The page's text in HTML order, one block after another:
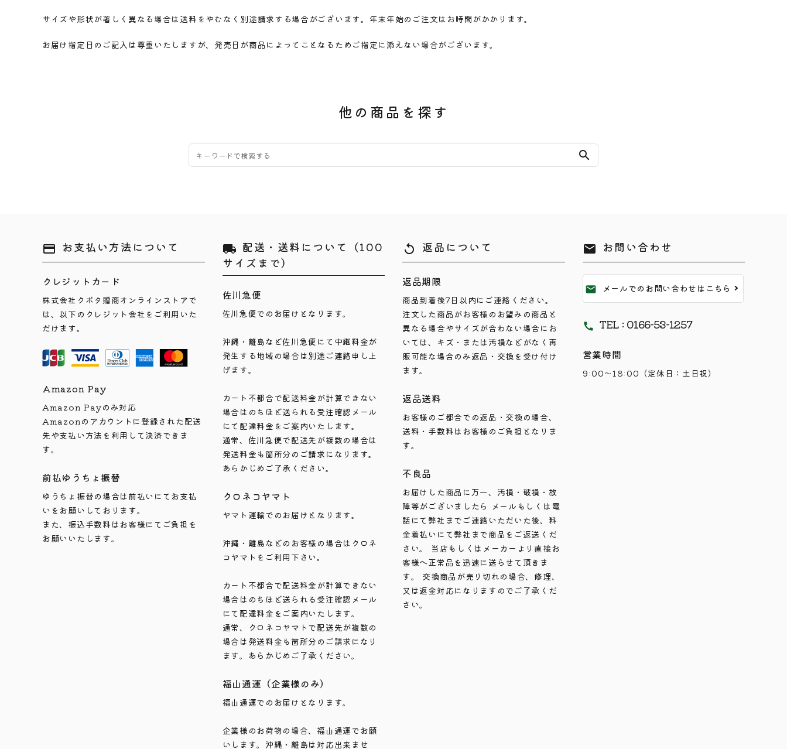
サイズや形状が著しく異なる場合は送料をやむなく別途請求する場合がございます。年末年始のご注文はお時間がかかります。
お届け指定日のご記入は尊重いたしますが、発売日が商品によってことなるためご指定に添えない場合がございます。
他の商品を探す
search
payment お支払い方法について
クレジットカード
株式会社クボタ贈商オンラインストアで
は、以下のクレジット会社をご利用いた
だけます。
Amazon Pay
Amazon Payのみ対応
Amazonのアカウントに登録された配送
先や支払い方法を利用して決済できま
す。
前払ゆうちょ振替
ゆうちょ振替の場合は前払いにてお支払
いをお願いしております。
また、振込手数料はお客様にてご負担を
お願いいたします。
local_shipping 配送・送料について（100
サイズまで）
佐川急便
佐川急便でのお届けとなります。
沖縄・離島など佐川急便にて中継料金が
発生する地域の場合は別途ご連絡申し上
げます。
カート不都合で配送料金が計算できない
場合はのちほど送られる受注確認メール
にて配達料金をご案内いたします。
通常、佐川急便で配送先が複数の場合は
発送料金も箇所分のご請求になります。
あらかじめご了承ください。
クロネコヤマト
ヤマト運輸でのお届けとなります。
沖縄・離島などのお客様の場合はクロネ
コヤマトをご利用下さい。
カート不都合で配送料金が計算できない
場合はのちほど送られる受注確認メール
にて配達料金をご案内いたします。
通常、クロネコヤマトで配送先が複数の
場合は発送料金も箇所分のご請求になり
ます。あらかじめご了承ください。
福山通運（企業様のみ）
福山通運でのお届けとなります。
企業様のお荷物の場合、福山通運でお願
いします。沖縄・離島は対応出来ませ
replay 返品について
返品期限
商品到着後7日以内にご連絡ください。
注文した商品がお客様のお望みの商品と
異なる場合やサイズが合わない場合にお
いては、キズ・または汚損などがなく再
販可能な場合のみ返品・交換を受け付け
ます。
返品送料
お客様のご都合での返品・交換の場合、
送料・手数料はお客様のご負担となりま
す。
不良品
お届けした商品に万一、汚損・破損・故
障等がございましたら メールもしくは電
話にて弊社までご連絡いただいた後、料
金着払いにて弊社まで商品をご返送くだ
さい。 当店もしくはメーカーより直接お
客様へ正常品を迅速に送らせて頂きま
す。 交換商品が売り切れの場合、修理、
又は返金対応になりますのでご了承くだ
さい。
mail お問い合わせ
mail メールでのお問い合わせはこちら
call TEL : 0166-53-1257
営業時間
9:00～18:00（定休日：土日祝）